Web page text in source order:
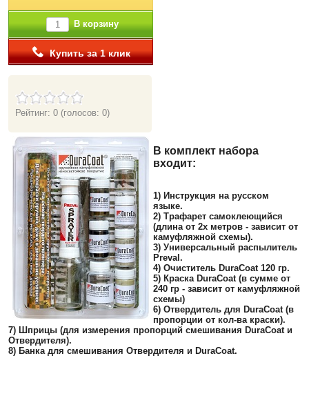
В корзину
Купить за 1 клик
Рейтинг: 0 (голосов: 0)
В комплект набора
входит:
1) Инструкция на русском
языке.
2) Трафарет самоклеющийся
(длина от 2х метров - зависит от
камуфляжной схемы).
3) Универсальный распылитель
Preval.
4) Очиститель DuraCoat 120 гр.
5) Краска DuraCoat (в сумме от
240 гр - зависит от камуфляжной
схемы)
6) Отвердитель для DuraCoat (в
пропорции от кол-ва краски).
7) Шприцы (для измерения пропорций смешивания DuraCoat и
Отвердителя).
8) Банка для смешивания Отвердителя и DuraCoat.